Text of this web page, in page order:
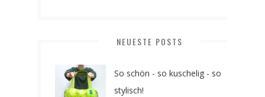
NEUESTE POSTS
So schön - so kuschelig - so
stylisch!